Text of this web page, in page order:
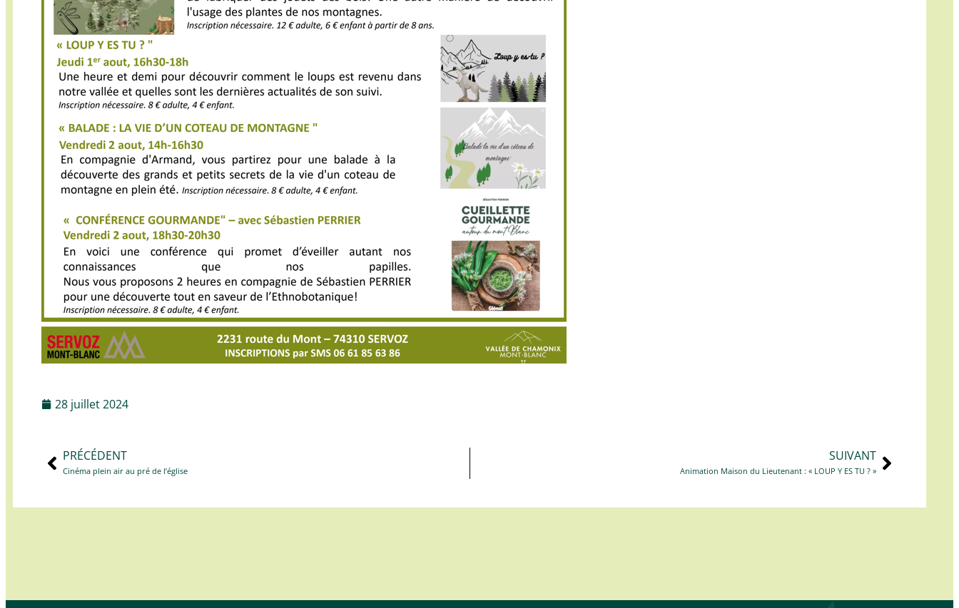
28 juillet 2024
PRÉCÉDENT
Cinéma plein air au pré de l’église
SUIVANT
Animation Maison du Lieutenant : « LOUP Y ES TU ? »